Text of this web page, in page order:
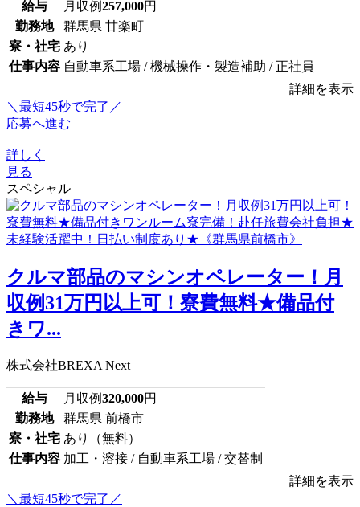
給与 月収例257,000円
勤務地
群馬県 甘楽町
寮・社宅 あり
仕事内容 自動車系工場 / 機械操作・製造補助 / 正社員
詳細を表示
＼最短45秒で完了／
応募へ進む
詳しく
見る
スペシャル
クルマ部品のマシンオペレーター！月
収例31万円以上可！寮費無料★備品付
きワ...
株式会社BREXA Next
給与 月収例320,000円
勤務地
群馬県 前橋市
寮・社宅 あり（無料）
仕事内容 加工・溶接 / 自動車系工場 / 交替制
詳細を表示
＼最短45秒で完了／